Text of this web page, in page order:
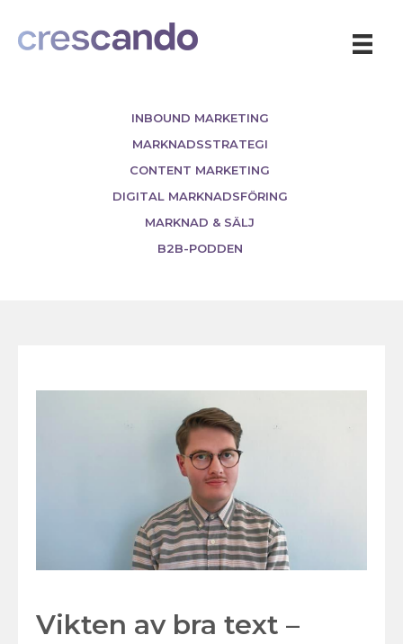
INBOUND MARKETING
MARKNADSSTRATEGI
CONTENT MARKETING
DIGITAL MARKNADSFÖRING
MARKNAD & SÄLJ
B2B-PODDEN
Vikten av bra text –